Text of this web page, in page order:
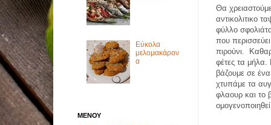
Θα
αντικολιτικο
φύλλο
που
πιρούνι.
φέτες τα μήλα.
βάζουμε σε
χτυπάμε τα
φλαουρ και το
Εύκολα
μελομακάρον
α
ΜΕΝΟΥ